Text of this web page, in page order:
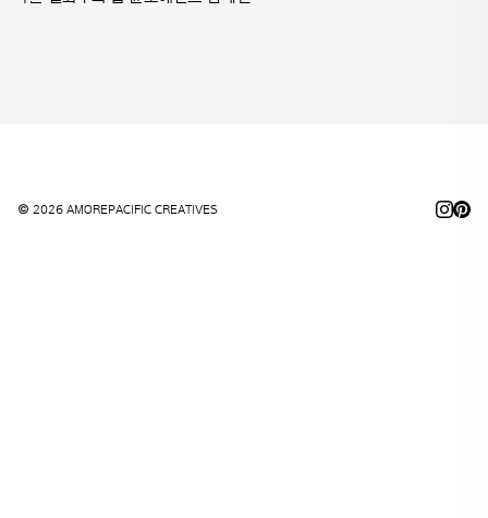
© 2026 AMOREPACIFIC CREATIVES